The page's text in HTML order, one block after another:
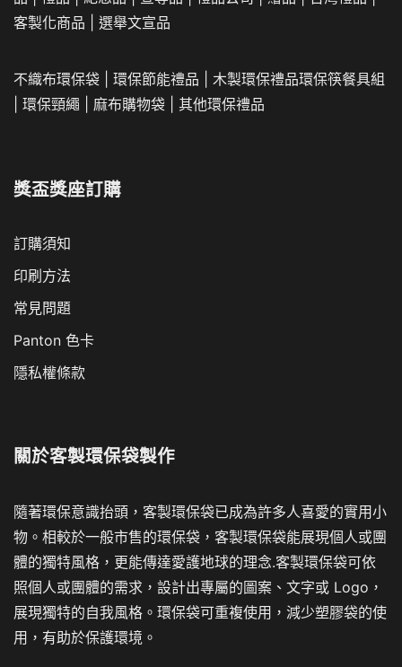
客製化商品
選舉文宣品
不織布環保袋 環保節能禮品 木製環保禮品環保筷餐具組
環保頸繩 麻布購物袋 其他環保禮品
獎盃獎座訂購
訂購須知
印刷方法
常見問題
Panton 色卡
隱私權條款
關於客製環保袋製作
隨著環保意識抬頭，客製環保袋已成為許多人喜愛的實用小
物。相較於一般市售的環保袋，客製環保袋能展現個人或團
體的獨特風格，更能傳達愛護地球的理念.客製環保袋可依
照個人或團體的需求，設計出專屬的圖案、文字或 Logo，
展現獨特的自我風格。環保袋可重複使用，減少塑膠袋的使
用，有助於保護環境。